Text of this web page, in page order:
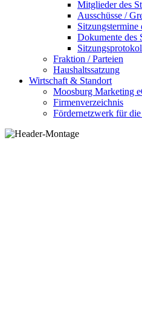
Mitglieder des
Ausschüsse /
Sitzungstermine
Dokumente des
Fraktion / Parteien
Haushaltssatzung
Wirtschaft & Standort
Moosburg Marketing
Firmenverzeichnis
Fördernetzwerk für